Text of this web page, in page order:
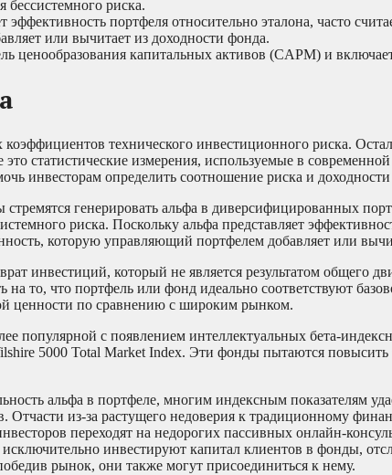
бессистемного риска.
эффективность портфеля относительно эталона, часто
или вычитает из доходности фонда.
ценообразования капитальных активов (CAPM) и
технического инвестиционного риска.
статистические измерения, используемые в
инвесторам определить соотношение риска и
генерировать альфа в диверсифицированных
риска. Поскольку альфа представляет
которую управляющий портфелем добавляет или
инвестиций, который не является результатом общего
на то, что портфель или фонд идеально соответствуют
ценности по сравнению с широким рынком.
популярной с появлением интеллектуальных бета-
5000 Total Market Index. Эти фонды пытаются
альфа в портфеле, многим индексным показателям
Отчасти из-за растущего недоверия к традиционному
переходят на недорогих пассивных онлайн-
инвестируют капитал клиентов в фонды,
рынок, они также могут присоединиться к нему.